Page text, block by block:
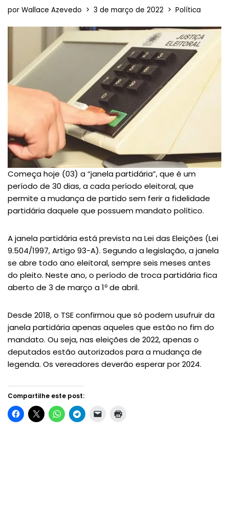
por Wallace Azevedo 3 de março de 2022 Política
Começa hoje (03) a “janela partidária”, que é um
período de 30 dias, a cada período eleitoral, que
permite a mudança de partido sem ferir a fidelidade
partidária daquele que possuem mandato político.
A janela partidária está prevista na Lei das Eleições (Lei
9.504/1997, Artigo 93-A). Segundo a legislação, a janela
se abre todo ano eleitoral, sempre seis meses antes
do pleito. Neste ano, o período de troca partidária fica
aberto de 3 de março a 1º de abril.
Desde 2018, o TSE confirmou que só podem usufruir da
janela partidária apenas aqueles que estão no fim do
mandato. Ou seja, nas eleições de 2022, apenas o
deputados estão autorizados para a mudança de
legenda. Os vereadores deverão esperar por 2024.
Compartilhe este post: